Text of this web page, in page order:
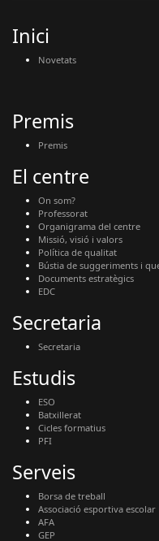
Inici
Novetats
Premis
Premis
El centre
On som?
Professorat
Organigrama del centre
Missió, visió i valors
Política de qualitat
Bústia de suggeriments i
Documents estratègics
EDC
Secretaria
Secretaria
Estudis
ESO
Batxillerat
Cicles formatius
PFI
Serveis
Borsa de treball
Associació esportiva escolar
AFA
GEP